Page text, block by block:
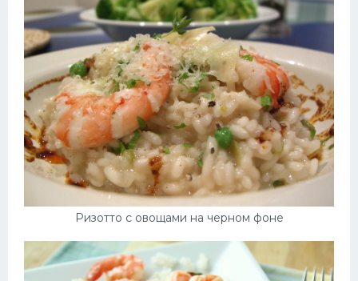
Ризотто с овощами на черном фоне